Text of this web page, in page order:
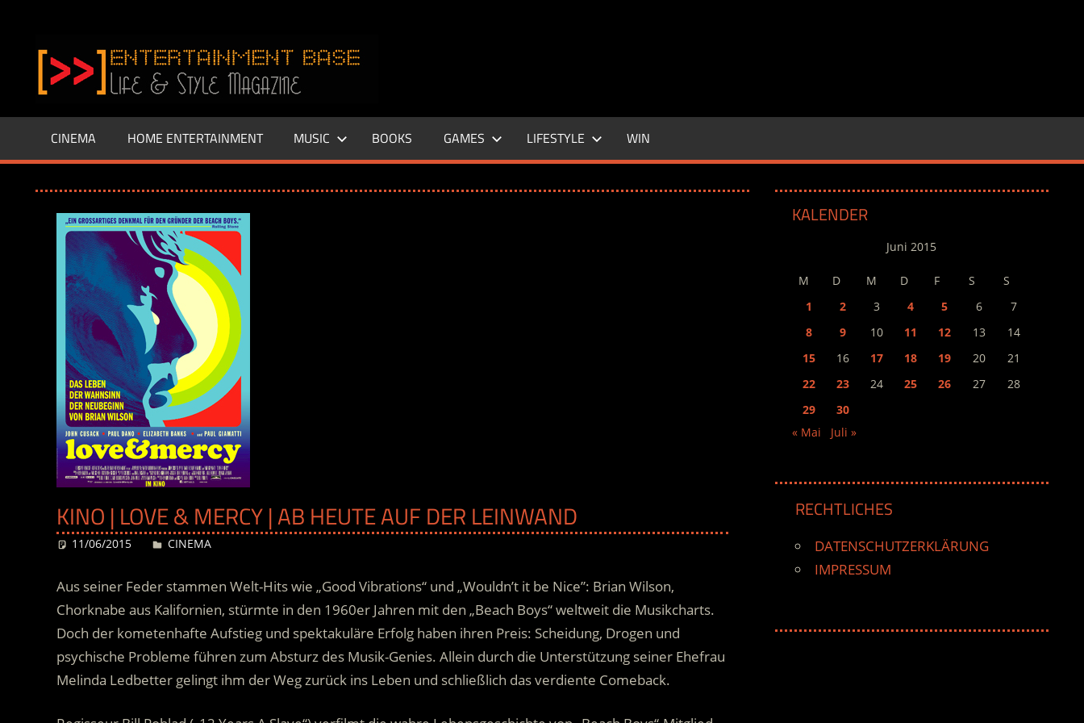
springen
–
LIFE
Base.de
CINEMA HOME ENTERTAINMENT MUSIC BOOKS GAMES LIFESTYLE WIN
KINO | LOVE & MERCY | AB HEUTE AUF DER LEINWAND
11/06/2015 Desiree
CINEMA
Aus seiner Feder stammen Welt-Hits wie „Good Vibrations“ und „Wouldn’t it be Nice”: Brian Wilson,
Chorknabe aus Kalifornien, stürmte in den 1960er Jahren mit den „Beach Boys“ weltweit die Musikcharts.
Doch der kometenhafte Aufstieg und spektakuläre Erfolg haben ihren Preis: Scheidung, Drogen und
psychische Probleme führen zum Absturz des Musik-Genies. Allein durch die Unterstützung seiner Ehefrau
Melinda Ledbetter gelingt ihm der Weg zurück ins Leben und schließlich das verdiente Comeback.
KALENDER
Juni 2015
M D M D F S
S
1
2 3 4 5 6
7
8
9 10 11 12 13
14
15
16 17 18 19 20
21
22
23 24 25 26 27
28
29
30
« Mai
Juli »
RECHTLICHES
DATENSCHUTZERKLÄRUNG
IMPRESSUM